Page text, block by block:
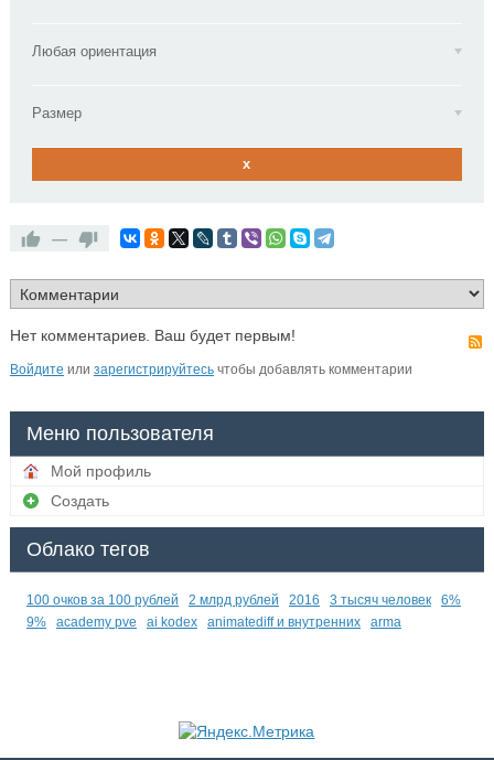
Любая ориентация
Размер
x
—
Нет комментариев. Ваш будет первым!
Войдите или зарегистрируйтесьчтобы добавлять комментарии
Меню пользователя
Мой профиль
Создать
Облако тегов
100 очков за 100 рублей 2 млрд рублей 2016 3 тысяч человек
6%
9%
academy pve ai kodex animatediff и внутренних arma